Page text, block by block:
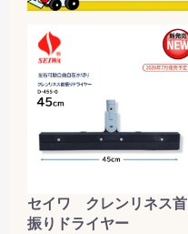
セイワ クレンリネス首
振りドライヤー